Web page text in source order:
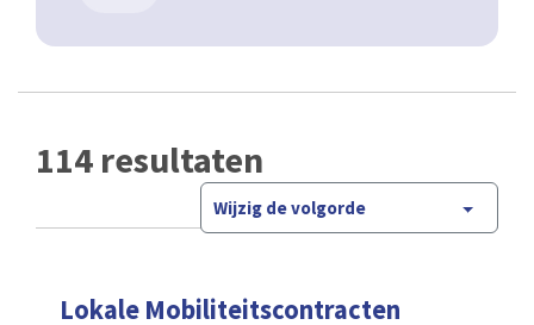
114 resultaten
Wijzig de volgorde
Lokale Mobiliteitscontracten